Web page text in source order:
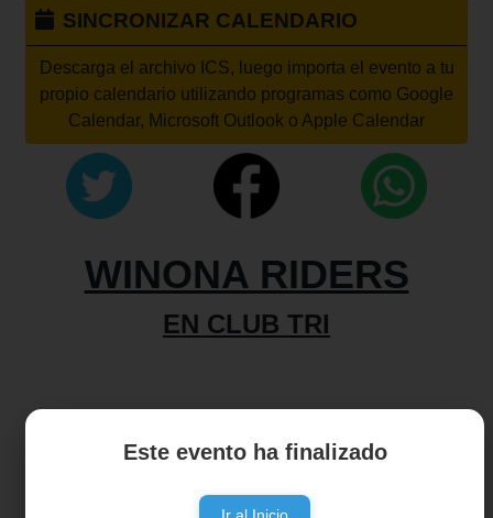
Este evento ha finalizado
SINCRONIZAR CALENDARIO
Descarga el archivo ICS, luego importa el evento a tu
propio calendario utilizando programas como Google
Calendar, Microsoft Outlook o Apple Calendar
WINONA RIDERS
EN CLUB TRI
Av. Pedro Luro 3247 - Mar del Plata